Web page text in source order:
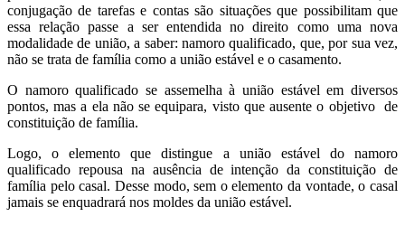
conjugação de tarefas e contas são situações que possibilitam que
essa relação passe a ser entendida no direito como uma nova
modalidade de união, a saber: namoro qualificado, que, por sua vez,
não se trata de família como a união estável e o casamento.
O namoro qualificado se assemelha à união estável em diversos
pontos, mas a ela não se equipara, visto que ausente o objetivo de
constituição de família.
Logo, o elemento que distingue a união estável do namoro
qualificado repousa na ausência de intenção da constituição de
família pelo casal. Desse modo, sem o elemento da vontade, o casal
jamais se enquadrará nos moldes da união estável.